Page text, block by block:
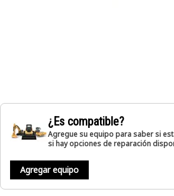
¿Es compatible?
Agregue su equipo para saber si
si hay opciones de reparación
Agregar equipo